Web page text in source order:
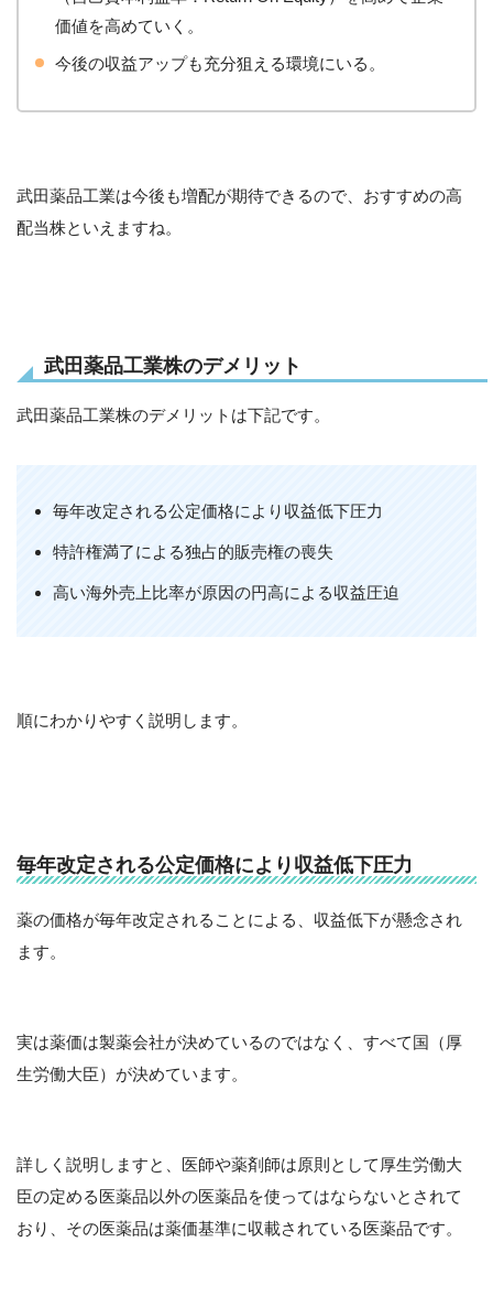
価値を高めていく。
今後の収益アップも充分狙える環境にいる。
武田薬品工業は今後も増配が期待できるので、おすすめの高
配当株といえますね。
武田薬品工業株のデメリット
武田薬品工業株のデメリットは下記です。
毎年改定される公定価格により収益低下圧力
特許権満了による独占的販売権の喪失
高い海外売上比率が原因の円高による収益圧迫
順にわかりやすく説明します。
毎年改定される公定価格により収益低下圧力
薬の価格が毎年改定されることによる、収益低下が懸念され
ます。
実は薬価は製薬会社が決めているのではなく、すべて国（厚
生労働大臣）が決めています。
詳しく説明しますと、医師や薬剤師は原則として厚生労働大
臣の定める医薬品以外の医薬品を使ってはならないとされて
おり、その医薬品は薬価基準に収載されている医薬品です。